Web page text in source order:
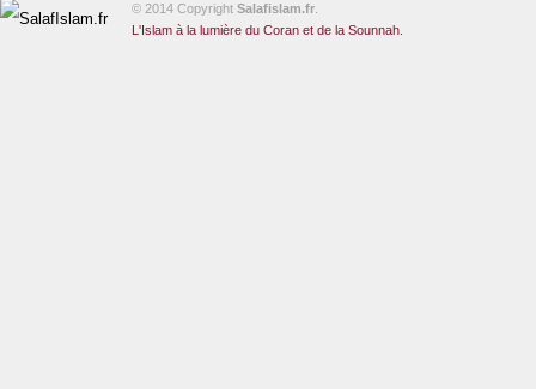
© 2014 Copyright Salafislam.fr
L'Islam à la lumière du Coran et de la Sounnah.